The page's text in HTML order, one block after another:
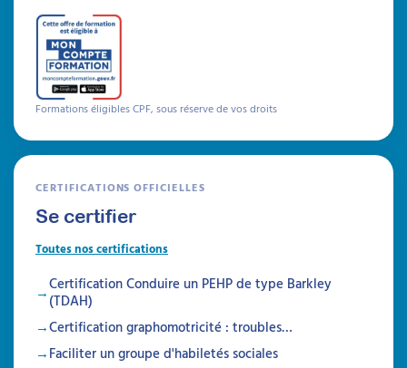
famille ?
Articles
Formations éligibles CPF, sous réserve de vos droits
CERTIFICATIONS OFFICIELLES
Se certifier
Toutes nos certifications
Certification Conduire un PEHP de type Barkley
(TDAH)
Certification graphomotricité : troubles…
Faciliter un groupe d'habiletés sociales